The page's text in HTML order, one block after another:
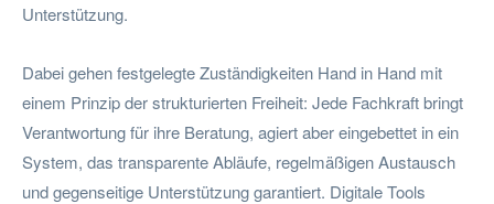
Unterstützung.
Dabei gehen festgelegte Zuständigkeiten Hand in Hand mit
einem Prinzip der strukturierten Freiheit: Jede Fachkraft bringt
Verantwortung für ihre Beratung, agiert aber eingebettet in ein
System, das transparente Abläufe, regelmäßigen Austausch
und gegenseitige Unterstützung garantiert. Digitale Tools